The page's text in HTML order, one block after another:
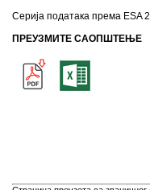
Серија података према ESA
ПРЕУЗМИТЕ САОПШТЕЊЕ